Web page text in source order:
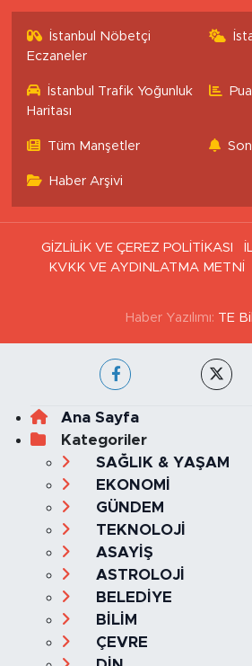
İstanbul Nöbetçi
Eczaneler
İstanbul Trafik Yoğunluk
Haritası
Tüm Manşetler
Haber Arşivi
GİZLİLİK VE ÇEREZ POLİTİKASI
KVKK VE AYDINLATMA METNİ
Haber Yazılımı: TE
Ana Sayfa
Kategoriler
SAĞLIK & YAŞAM
EKONOMİ
GÜNDEM
TEKNOLOJİ
ASAYİŞ
ASTROLOJİ
BELEDİYE
BİLİM
ÇEVRE